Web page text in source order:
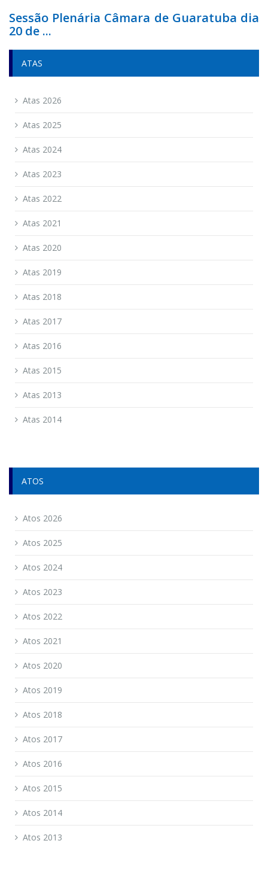
Sessão Plenária Câmara de Guaratuba dia
20 de ...
ATAS
Atas 2026
Atas 2025
Atas 2024
Atas 2023
Atas 2022
Atas 2021
Atas 2020
Atas 2019
Atas 2018
Atas 2017
Atas 2016
Atas 2015
Atas 2013
Atas 2014
ATOS
Atos 2026
Atos 2025
Atos 2024
Atos 2023
Atos 2022
Atos 2021
Atos 2020
Atos 2019
Atos 2018
Atos 2017
Atos 2016
Atos 2015
Atos 2014
Atos 2013